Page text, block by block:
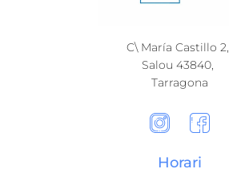
C\ María Castillo 2,
Salou 43840,
Tarragona​
Horari